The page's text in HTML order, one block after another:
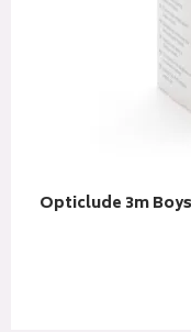
Opticlude 3m